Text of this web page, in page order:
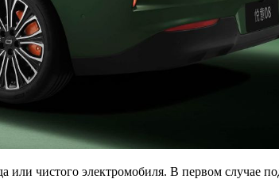
или чистого электромобиля. В первом случае